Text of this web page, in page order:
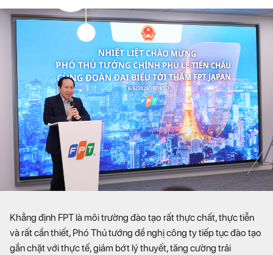
Khẳng định FPT là môi trường đào tạo rất thực chất, thực tiễn
và rất cần thiết, Phó Thủ tướng đề nghị công ty tiếp tục đào tạo
gắn chặt với thực tế, giảm bớt lý thuyết, tăng cường trải